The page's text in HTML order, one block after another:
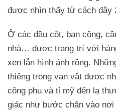
được nhìn thấy từ cách đây
Ở các đầu cột, ban công,
nhà… được trang trí với
xen lẫn hình ảnh rồng.
thiêng trong vạn vật được
công phu và tỉ mỹ đến lạ
giác như bước chân vào